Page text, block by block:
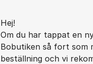
Hej!
Om du har tappat en
Bobutiken så fort som
beställning och vi